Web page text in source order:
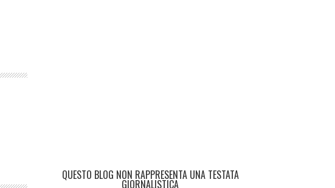
QUESTO BLOG NON RAPPRESENTA UNA TESTATA
GIORNALISTICA